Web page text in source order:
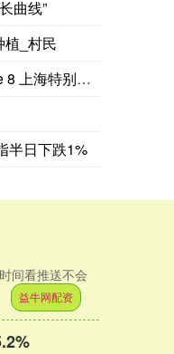
说，7日发生的校园枪
曲线”
植_村民
别配色即将
半日下跌1%
间看推送不会
益牛网配资